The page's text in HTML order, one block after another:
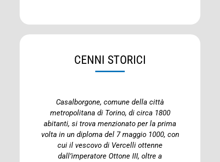
CENNI STORICI
Casalborgone, comune della città
metropolitana di Torino, di circa 1800
abitanti, si trova menzionato per la prima
volta in un diploma del 7 maggio 1000, con
cui il vescovo di Vercelli ottenne
dall’imperatore Ottone III, oltre a